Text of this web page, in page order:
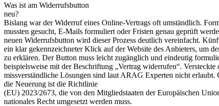
Was ist am Widerrufsbutton
neu?
Bislang war der Widerruf eines Online-Vertrags oft umständlich.
mussten gesucht, E-Mails formuliert oder Fristen genau geprüft
neuen Widerrufsbutton wird dieser Prozess deutlich vereinfacht.
ein klar gekennzeichneter Klick auf der Website des Anbieters, um
zu erklären. Der Button muss leicht zugänglich und eindeutig
beispielsweise mit der Beschriftung „Vertrag widerrufen“. Versteckte
missverständliche Lösungen sind laut ARAG Experten nicht erlaubt.
die Neuerung ist die Richtlinie
(EU) 2023/2673, die von den Mitgliedstaaten der Europäischen
nationales Recht umgesetzt werden muss.